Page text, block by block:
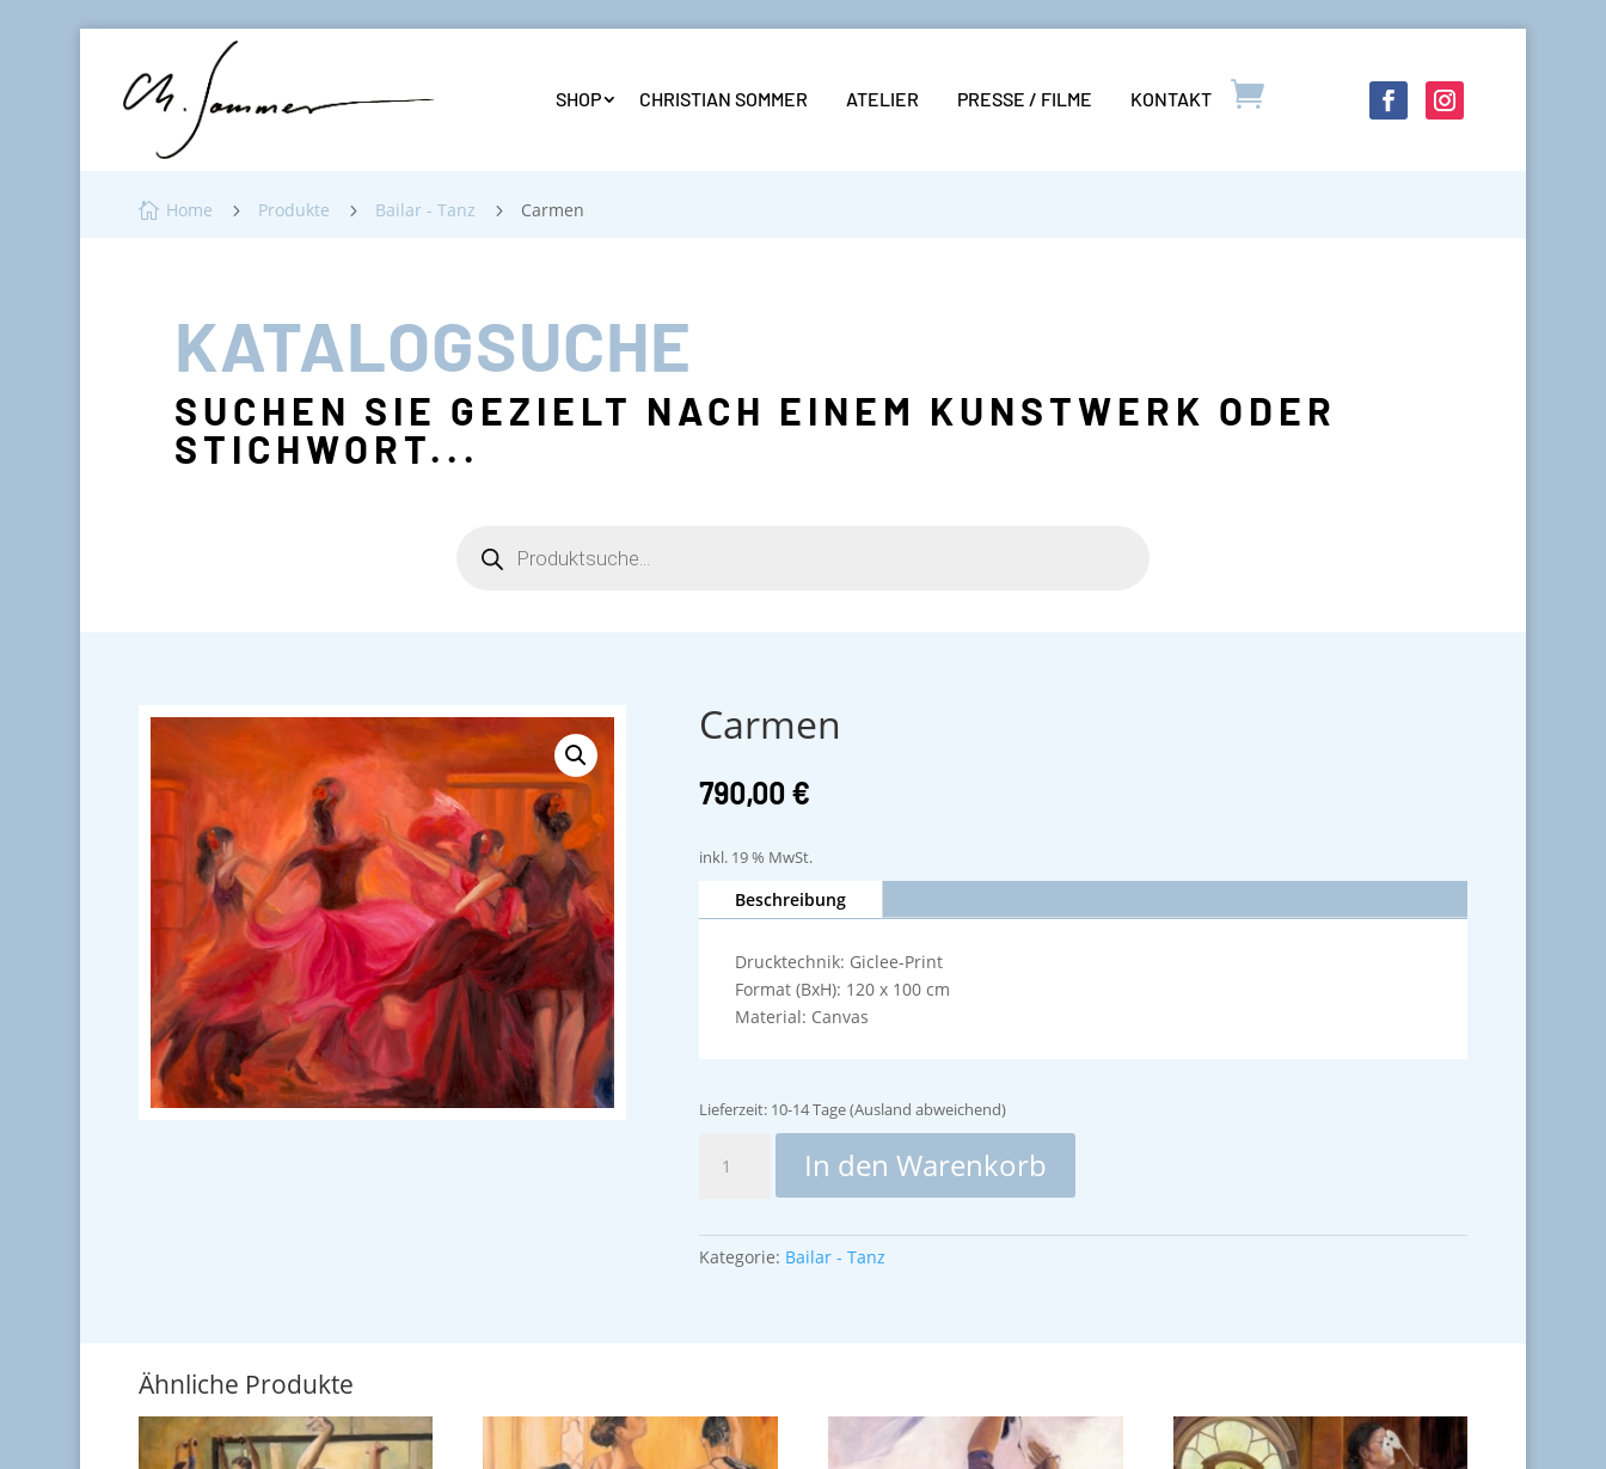
SHOP CHRISTIAN SOMMER ATELIER PRESSE / FILME KONTAKT
 Home 5 Produkte 5 Bailar - Tanz 5 Carmen
KATALOGSUCHE
SUCHEN SIE GEZIELT NACH EINEM KUNSTWERK ODER
STICHWORT...
search
Carmen
790,00 €
inkl. 19 % MwSt.
Beschreibung
Drucktechnik: Giclee-Print
Format (BxH): 120 x 100 cm
Material: Canvas
Lieferzeit: 10-14 Tage (Ausland abweichend)
Menge
In den Warenkorb
Kategorie: Bailar - Tanz
Ähnliche Produkte